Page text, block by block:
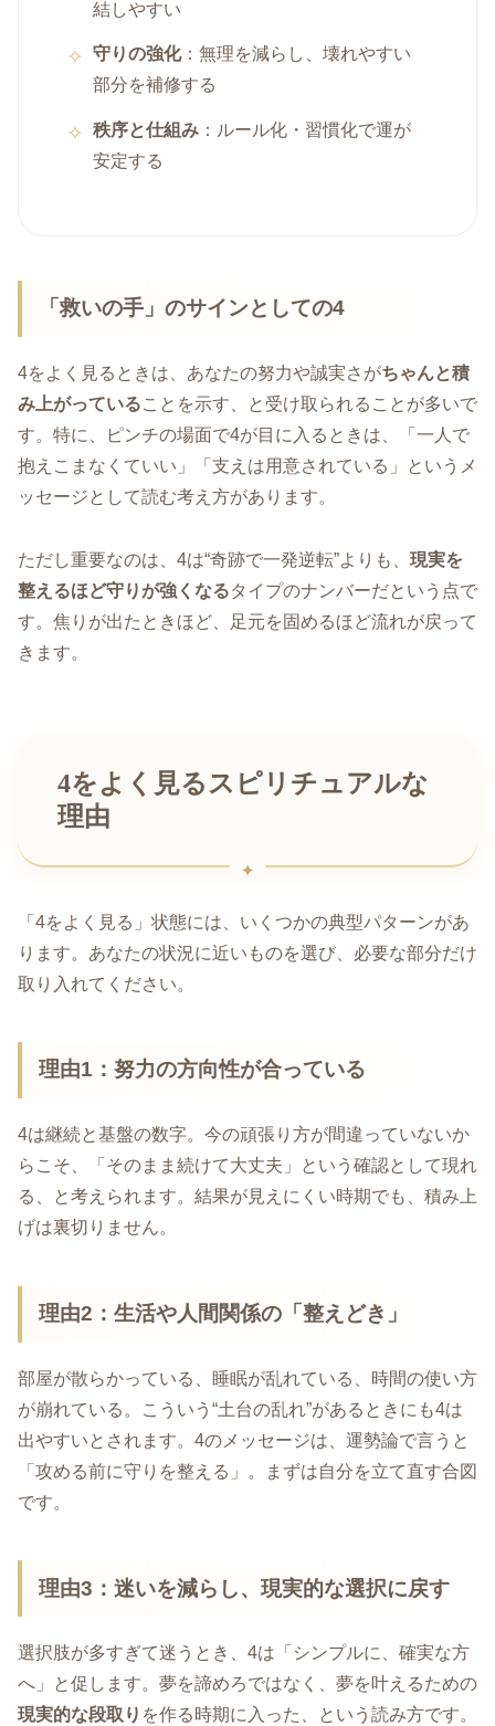
結しやすい
守りの強化：無理を減らし、壊れやすい
部分を補修する
秩序と仕組み ：ルール化・習慣化で運が
安定する
「救いの手」のサインとしての4
4をよく見るときは、あなたの努力や誠実さがちゃんと積
み上がっていることを示す、と受け取られることが多いで
す。特に、ピンチの場面で4が目に入るときは、「一人で
抱えこまなくていい」「支えは用意されている」というメ
ッセージとして読む考え方があります。
ただし重要なのは、4は“奇跡で一発逆転”よりも、 現実を
整えるほど守りが強くなるタイプのナンバーだという点で
す。焦りが出たときほど、足元を固めるほど流れが戻って
きます。
4をよく見るスピリチュアルな
理由
「4をよく見る」状態には、いくつかの典型パターンがあ
ります。あなたの状況に近いものを選び、必要な部分だけ
取り入れてください。
理由1：努力の方向性が合っている
4は継続と基盤の数字。今の頑張り方が間違っていないか
らこそ、「そのまま続けて大丈夫」という確認として現れ
る、と考えられます。結果が見えにくい時期でも、積み上
げは裏切りません。
理由2：生活や人間関係の「整えどき」
部屋が散らかっている、睡眠が乱れている、時間の使い方
が崩れている。こういう“土台の乱れ”があるときにも4は
出やすいとされます。4のメッセージは、運勢論で言うと
「攻める前に守りを整える」。まずは自分を立て直す合図
です。
理由3：迷いを減らし、現実的な選択に戻す
選択肢が多すぎて迷うとき、4は「シンプルに、確実な方
へ」と促します。夢を諦めろではなく、夢を叶えるための
現実的な段取り を作る時期に入った、という読み方です。